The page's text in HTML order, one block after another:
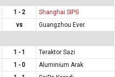
1 - 2
Shanghai SIPG
vs
Guangzhou Ever.
1 - 1
Teraktor Sazi
1 - 0
Aluminium Arak